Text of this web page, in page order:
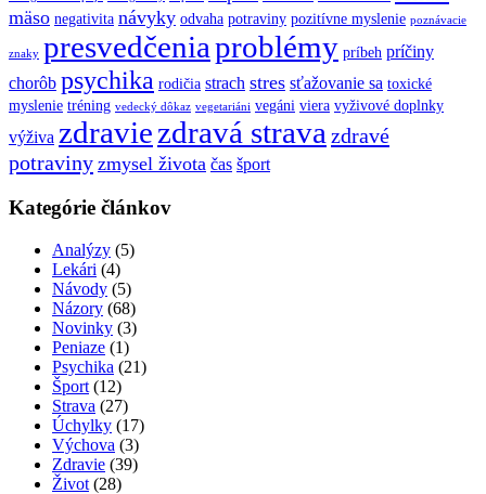
mäso negativita návyky odvaha potraviny pozitívne myslenie poznávacie
znaky presvedčeniaproblémy príbeh príčiny
chorôb psychika rodičia strach stres sťažovanie sa toxické
myslenie tréning vedecký dôkaz vegetariáni vegáni viera vyživové doplnky
výživa zdraviezdravá strava zdravé
potraviny zmysel života čas šport
Kategórie článkov
Analýzy (5)
Lekári (4)
Návody (5)
Názory (68)
Novinky (3)
Peniaze (1)
Psychika (21)
Šport (12)
Strava (27)
Úchylky (17)
Výchova (3)
Zdravie (39)
Život (28)